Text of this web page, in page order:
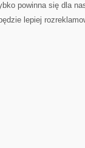
powinna się dla
lepiej